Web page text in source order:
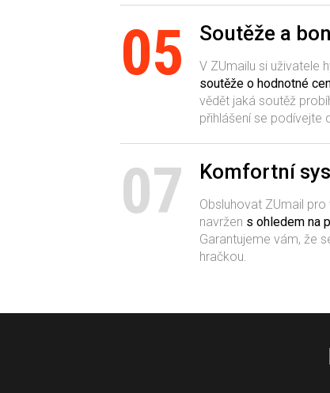
05 Soutěže a
V ZUmailu si uživatele
soutěže o hodnotné
vědět jaká soutěž
přihlášení se podívejte
07 Komfortní
Obsluhovat ZUmail
navržen s ohledem na
Garantujeme vám, že
hračkou.